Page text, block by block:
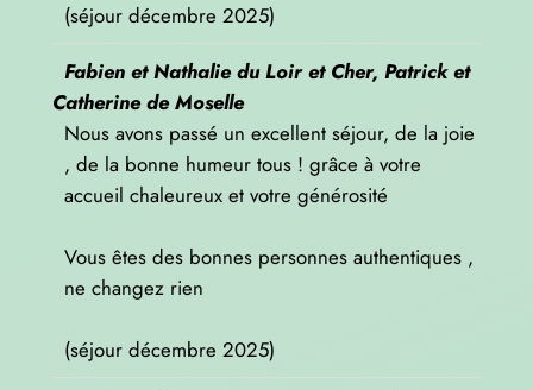
(séjour décembre 2025)
Fabien et Nathalie du Loir et Cher, Patrick et
Catherine de Moselle
Nous avons passé un excellent séjour, de la joie
, de la bonne humeur tous ! grâce à votre
accueil chaleureux et votre générosité
Vous êtes des bonnes personnes authentiques ,
ne changez rien
(séjour décembre 2025)